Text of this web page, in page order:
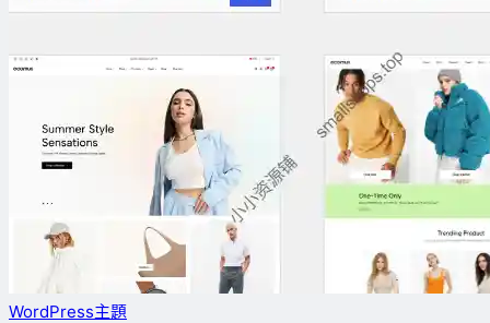
WordPress主題